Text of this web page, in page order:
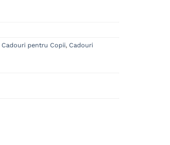
Cadouri pentru Copii, Cadouri